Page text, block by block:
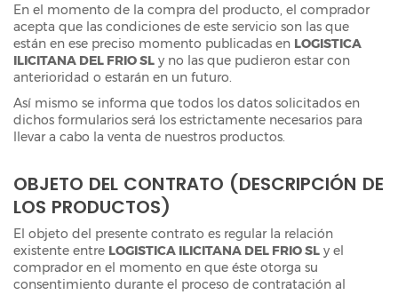
En el momento de la compra del producto, el comprador
acepta que las condiciones de este servicio son las que
están en ese preciso momento publicadas en LOGISTICA
ILICITANA DEL FRIO SL y no las que pudieron estar con
anterioridad o estarán en un futuro.
Así mismo se informa que todos los datos solicitados en
dichos formularios será los estrictamente necesarios para
llevar a cabo la venta de nuestros productos.
OBJETO DEL CONTRATO (DESCRIPCIÓN DE
LOS PRODUCTOS)
El objeto del presente contrato es regular la relación
existente entre LOGISTICA ILICITANA DEL FRIO SL y el
comprador en el momento en que éste otorga su
consentimiento durante el proceso de contratación al